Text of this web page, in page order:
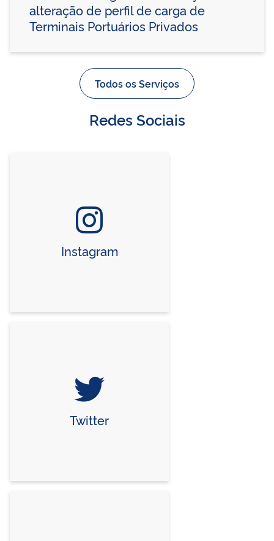
alteração de perfil de carga de
Terminais Portuários Privados
Todos os Serviços
Redes Sociais
Instagram
Twitter